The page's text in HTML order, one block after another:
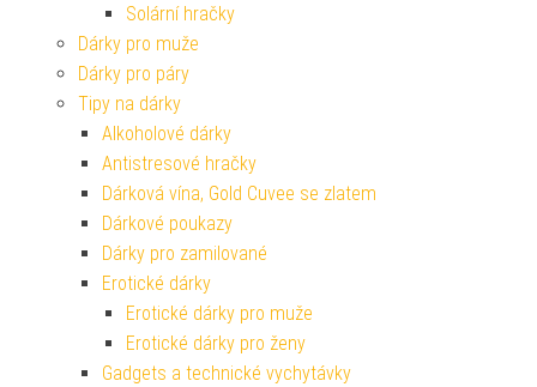
Solární hračky
Dárky pro muže
Dárky pro páry
Tipy na dárky
Alkoholové dárky
Antistresové hračky
Dárková vína, Gold Cuvee se zlatem
Dárkové poukazy
Dárky pro zamilované
Erotické dárky
Erotické dárky pro muže
Erotické dárky pro ženy
Gadgets a technické vychytávky